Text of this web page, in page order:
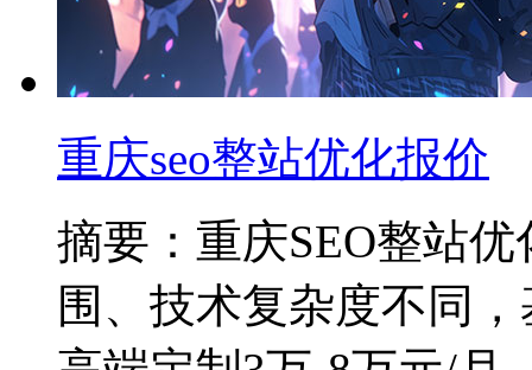
重庆seo整站优化报价
摘要：重庆SEO整站
围、技术复杂度不同